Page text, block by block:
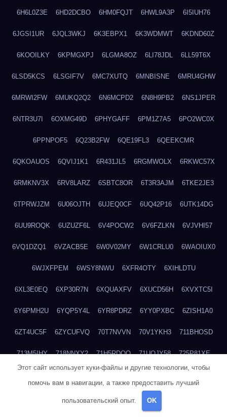
6H6L0Z3E 6HD2DCBO 6HM0FQJT 6HWL9A3P 6I5IUH76
6JGSI1UR 6JQL3WKJ 6K3EBPX1 6K3WDMWT 6KDND60Z
6KOOILKY 6KPMGXPJ 6LGMA8OZ 6LI78JDL 6LL59T6X
6LSD5KCS 6LSGIF7V 6MC7XUTQ 6MNBISNE 6MRU4GHW
6MRWI2FW 6MUKQ2Q2 6N6MCPD2 6N8H9PB2 6NS1JPER
6NTR3U7I 6OXMG49D 6PHYGAFF 6PM1Z7A5 6PO2WC0X
6PPNPOF5 6Q23B2FW 6QE19FL3 6QEEKCMR
6QKOAUOS 6QVIJ1K1 6R431JL5 6RGMWOLX 6RKWC57X
6RMKNV3X 6RV8LARZ 6SBTC8OR 6T3R3AJM 6TKE2JE3
6TPRWJZM 6U06OJTH 6UJEQ0CF 6UQ42P16 6UTK14DG
6UU9ROQK 6UZUZF6L 6V4POCW2 6V6FZLKN 6VJVHI57
6VQ1DZQ1 6VZACB5E 6W0V02MY 6W1CRLU0 6WAOIUX0
6WJXFPEM 6WSY8NWU 6XFR4OTY 6XIHLDTU
6XL3E0EQ 6XP30R7N 6XQUAXFV 6XUCD56H 6XVXTC5I
6Y6PMH2U 6YQP5Y4L 6YR8PDRZ 6YY0PXBC 6ZISH1A0
6ZT4UC5F 6ZYCUFVQ 70T7NVVN 70V1YKH3 711BHOSD
713M5IHY 718NNXY2 71H5RDOO 71UQJY58 725P81XE
Этот сайт использует куки-файлы и другие технологии, чтобы
помочь вам в навигации, а также предоставить лучший
пользовательский опыт. OK